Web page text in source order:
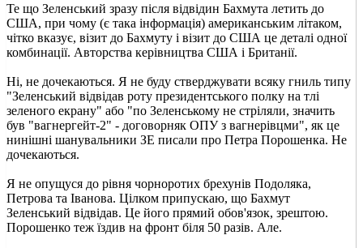
Те що Зеленський зразу після відвідин Бахмута летить до
США, при чому (є така інформація) американським літаком,
чітко вказує, візит до Бахмуту і візит до США це деталі одної
комбинації. Авторства керівництва США і Британії.
Ні, не дочекаються. Я не буду стверджувати всяку гниль типу
"Зеленський відвідав роту президентського полку на тлі
зеленого екрану" або "по Зеленському не стріляли, значить
був "вагнергейт-2" - договорняк ОПУ з вагнерівцми", як це
нинішні шанувальники ЗЕ писали про Петра Порошенка. Не
дочекаються.
Я не опущуся до рівня чорноротих брехунів Подоляка,
Петрова та Іванова. Цілком припускаю, що Бахмут
Зеленський відвідав. Це його прямий обов'язок, зрештою.
Порошенко теж їздив на фронт біля 50 разів. Але.